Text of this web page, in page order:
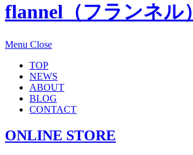
flannel（フランネル）
Menu Close
TOP
NEWS
ABOUT
BLOG
CONTACT
ONLINE STORE